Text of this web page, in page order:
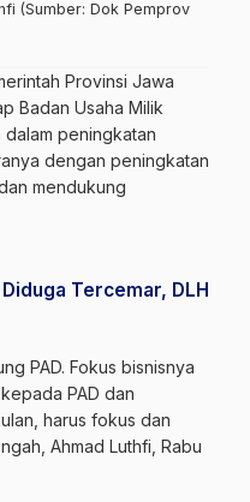
(Sumber: Dok Pemprov
Provinsi Jawa
Badan Usaha Milik
peningkatan
dengan peningkatan
mendukung
Tercemar, DLH
PAD. Fokus bisnisnya
PAD dan
harus fokus dan
Ahmad Luthfi, Rabu